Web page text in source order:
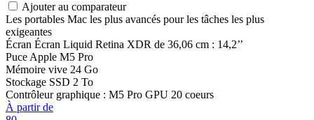
Ajouter au comparateur
Les portables Mac les plus avancés pour les tâches les plus
exigeantes
Écran Écran Liquid Retina XDR de 36,06 cm : 14,2’’
Puce Apple M5 Pro
Mémoire vive 24 Go
Stockage SSD 2 To
Contrôleur graphique : M5 Pro GPU 20 coeurs
À partir de